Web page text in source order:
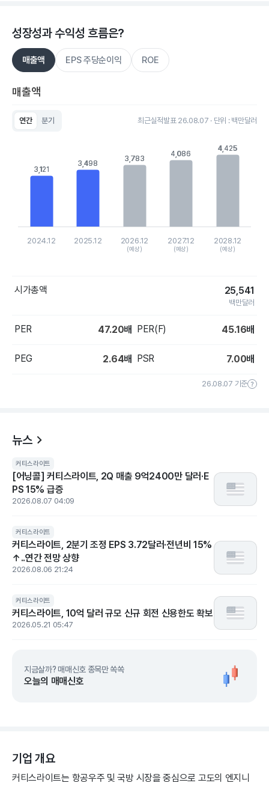
성장성과 수익성 흐름은?
매출액 EPS 주당순이익 ROE
매출액
연간 분기 최근실적발표 26.08.07 · 단위 : 백만달러
The chart has 1 X axis displaying categories.
The chart has 1 Y axis displaying values. Data ranges from
3,121
3,121
3,498
3,498
3,783
3,783
4,086
4,086
4,425
4,425
2024.12 2025.12 2026.12
(예상)
2027.12
(예상)
2028.12
(예상)
시가총액 25,541
백만달러
PER 47.20배 PER(F) 45.16배
PEG 2.64배 PSR 7.00배
26.08.07 기준
뉴스
커티스라이트
[어닝콜] 커티스라이트, 2Q 매출 9억2400만 달러·E
PS 15% 급증
2026.08.07 04:09
커티스라이트
커티스라이트, 2분기 조정 EPS 3.72달러·전년비 15%
↑..연간 전망 상향
2026.08.06 21:24
커티스라이트
커티스라이트, 10억 달러 규모 신규 회전 신용한도 확보
2026.05.21 05:47
지금살까? 매매신호 종목만 쏙쏙
오늘의 매매신호
기업 개요
커티스라이트는 항공우주 및 국방 시장을 중심으로 고도의 엔지니